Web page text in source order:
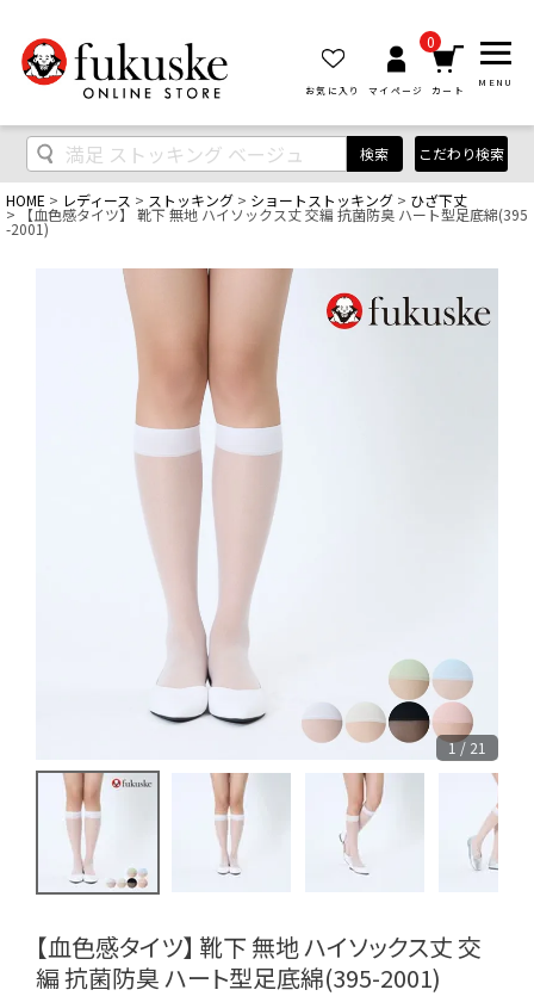
お気に入り マイページ
0
カート
MENU
検索 こだわり検索
HOME レディース ストッキング ショートストッキング ひざ下丈
【血色感タイツ】 靴下 無地 ハイソックス丈 交編 抗菌防臭 ハート型足底綿(395
-2001)
1 / 21
【血色感タイツ】 靴下 無地 ハイソックス丈 交
編 抗菌防臭 ハート型足底綿(395-2001)